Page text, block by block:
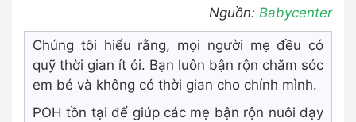
Nguồn: Babycenter
Chúng tôi hiểu rằng, mọi người mẹ đều có
quỹ thời gian ít ỏi. Bạn luôn bận rộn chăm sóc
em bé và không có thời gian cho chính mình.
POH tồn tại để giúp các mẹ bận rộn nuôi dạy